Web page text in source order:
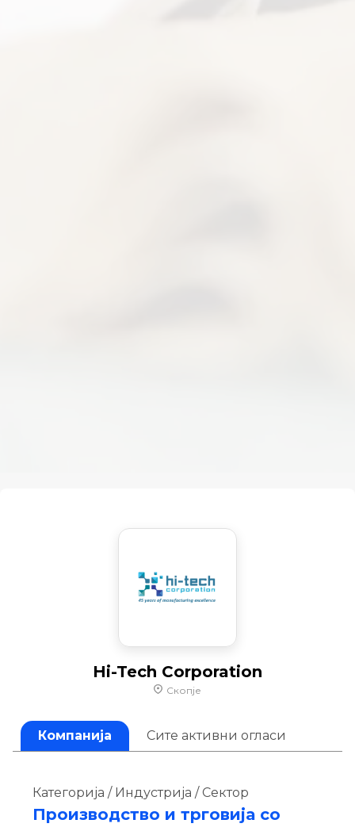
Hi-Tech Corporation
Скопје
Компанија Сите активни огласи
Категорија / Индустрија / Сектор
Производство и трговија со